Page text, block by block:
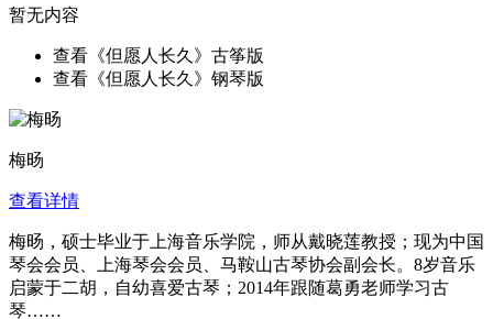
暂无内容
查看《但愿人长久》古筝版
查看《但愿人长久》钢琴版
梅旸
查看详情
梅旸，硕士毕业于上海音乐学院，师从戴晓莲教授；现为中国
琴会会员、上海琴会会员、马鞍山古琴协会副会长。8岁音乐
启蒙于二胡，自幼喜爱古琴；2014年跟随葛勇老师学习古
琴……